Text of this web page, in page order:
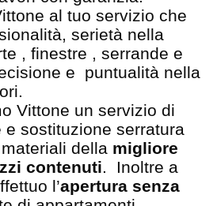
al tuo servizio che
serietà nella
, finestre , serrande e
e puntualità nella
Vittone un servizio di
e sostituzione serratura
della migliore
contenuti. Inoltre a
l’apertura senza